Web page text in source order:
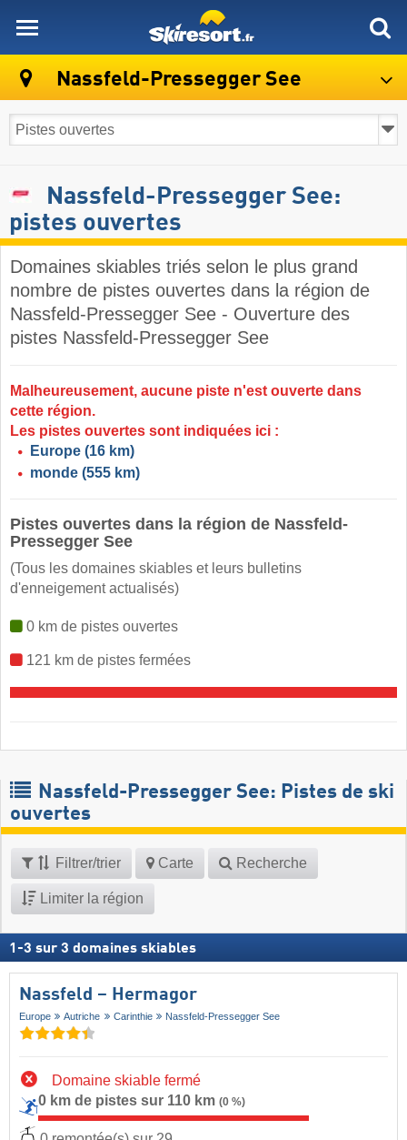
Nassfeld-Pressegger See
Nassfeld-Pressegger See:
pistes ouvertes
Domaines skiables triés selon le plus grand
nombre de pistes ouvertes dans la région de
Nassfeld-Pressegger See - Ouverture des
pistes Nassfeld-Pressegger See
Malheureusement, aucune piste n'est ouverte dans
cette région.
Les pistes ouvertes sont indiquées ici :
Europe (16 km)
monde (555 km)
Pistes ouvertes dans la région de Nassfeld-
Pressegger See
(Tous les domaines skiables et leurs bulletins
d'enneigement actualisés)
0 km de pistes ouvertes
121 km de pistes fermées
Nassfeld-Pressegger See: Pistes de ski
ouvertes
Filtrer/trier Carte Recherche
Limiter la région
1 -3 sur 3 domaines skiables
Nassfeld – Hermagor
Europe Autriche Carinthie Nassfeld-Pressegger See
Domaine skiable fermé
0 km de pistes sur 110 km (0 %)